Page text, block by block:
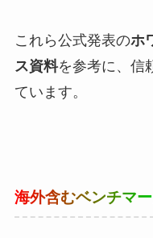
これら公式発表のホ
ス資料を参考に、信
ています。
海外含むベンチマ